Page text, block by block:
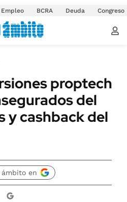
Empleo BCRA Deuda Congreso
proptech
del
y cashback del
ámbito en